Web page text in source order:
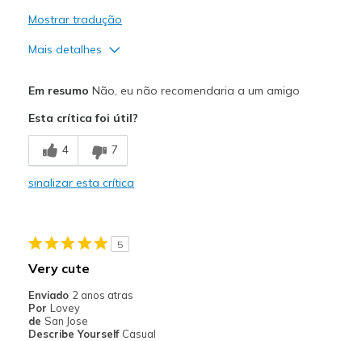
View On Shoes
Mostrar tradução
Mais detalhes
Poor Cushioning
Poor Quality
Casual Wear
Width
Em resumo Não, eu não recomendaria a um amigo
Esta crítica foi útil?
4 7
sinalizar esta crítica
5
Very cute
Enviado 2 anos atras
Por Lovey
de San Jose
Describe Yourself Casual